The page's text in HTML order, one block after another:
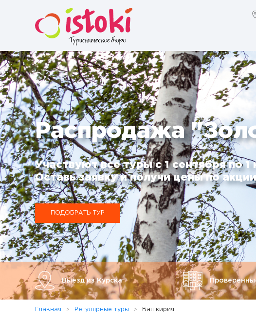
Распродажа
Участвуют все туры с 1 сентября по 1
Оставь заявку и получи цены по
ПОДОБРАТЬ ТУР
Выезд из Курска
Главная Регулярные туры Башкирия